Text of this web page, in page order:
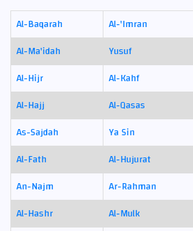
Al-Baqarah Al-'Imran
Al-Ma'idah
Yusuf
Al-Hijr
Al-Kahf
Al-Hajj
Al-Qasas
As-Sajdah
Ya Sin
Al-Fath
Al-Hujurat
An-Najm
Ar-Rahman
Al-Hashr
Al-Mulk